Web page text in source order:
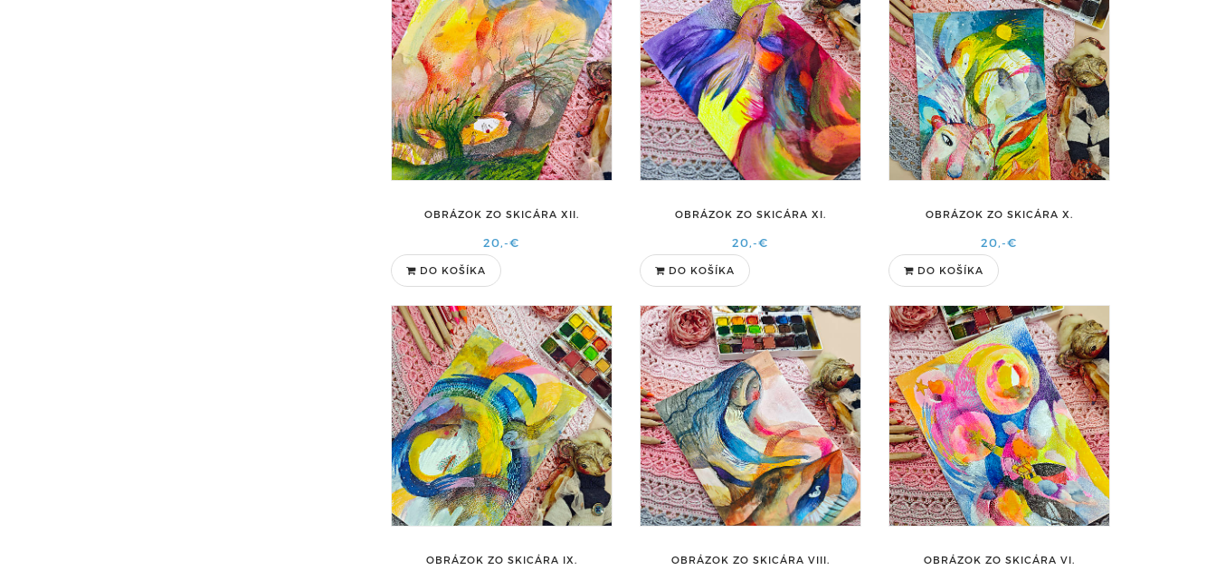
OBRÁZOK ZO SKICÁRA XII.
20,-€
DO KOŠÍKA
OBRÁZOK ZO SKICÁRA XI.
20,-€
DO KOŠÍKA
OBRÁZOK ZO SKICÁRA X.
20,-€
DO KOŠÍKA
OBRÁZOK ZO SKICÁRA IX. OBRÁZOK ZO SKICÁRA VIII. OBRÁZOK ZO SKICÁRA VI.